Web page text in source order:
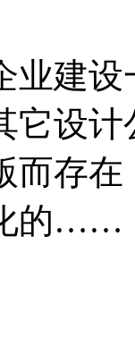
业建设
它设
而存
的……